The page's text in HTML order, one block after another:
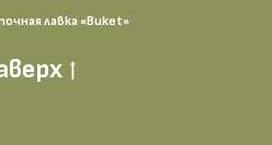
лавка «Buket»